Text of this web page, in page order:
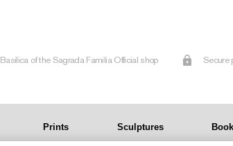
Basilica of the Sagrada Familia Official shop Secure
Prints Sculptures